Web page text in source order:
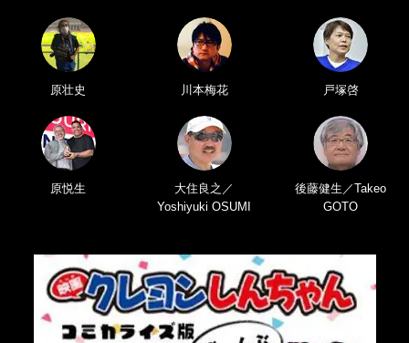
原壮史 川本梅花 戸塚啓
原悦生
大住良之／
Yoshiyuki OSUMI
後藤健生／Takeo
GOTO